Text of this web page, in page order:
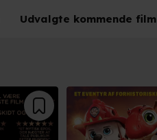
Udvalgte kommende film